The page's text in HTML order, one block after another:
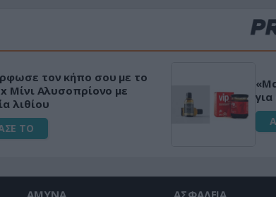
τον κήπο σου με το
Μίνι Αλυσοπρίονο με
λιθίου
ΤΟ
ΑΜΥΝΑ ΑΣΦΑΛΕΙΑ